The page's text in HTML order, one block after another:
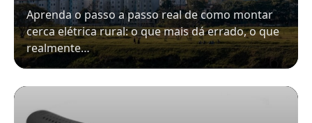
Aprenda o passo a passo real de como montar
cerca elétrica rural: o que mais dá errado, o que
realmente…